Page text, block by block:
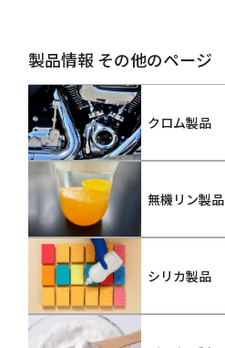
製品情報 その他のページ
クロム製品
無機リン製品
シリカ製品